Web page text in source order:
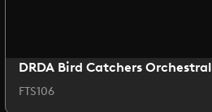
DRDA Bird Catchers Orchestral
FTS106